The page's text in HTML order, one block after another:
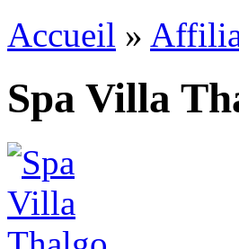
Accueil »
Spa Villa